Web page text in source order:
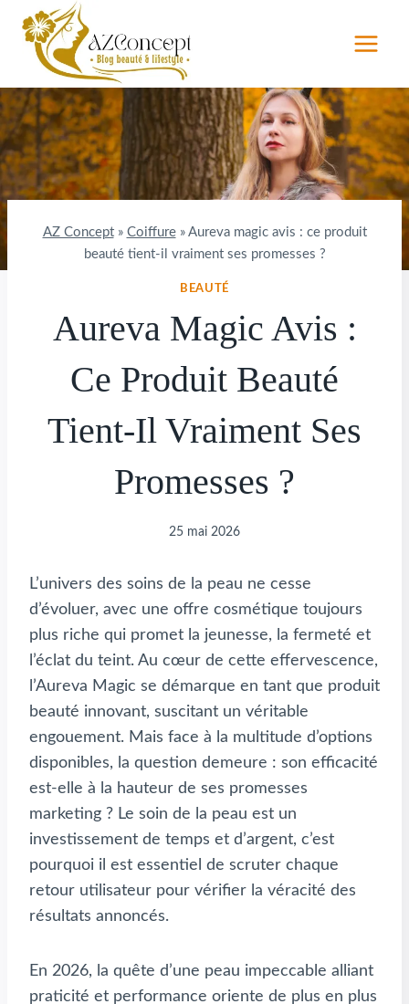
Aller
contenu
AZ Concept» Coiffure» Aureva magic avis : ce produit
beauté tient-il vraiment ses promesses ?
BEAUTÉ
Aureva Magic Avis :
Ce Produit Beauté
Tient-Il Vraiment Ses
Promesses ?
25 mai 2026
L’univers des soins de la peau ne cesse
d’évoluer, avec une offre cosmétique toujours
plus riche qui promet la jeunesse, la fermeté et
l’éclat du teint. Au cœur de cette effervescence,
l’Aureva Magic se démarque en tant que produit
beauté innovant, suscitant un véritable
engouement. Mais face à la multitude d’options
disponibles, la question demeure : son efficacité
est-elle à la hauteur de ses promesses
marketing ? Le soin de la peau est un
investissement de temps et d’argent, c’est
pourquoi il est essentiel de scruter chaque
retour utilisateur pour vérifier la véracité des
résultats annoncés.
En 2026, la quête d’une peau impeccable alliant
praticité et performance oriente de plus en plus